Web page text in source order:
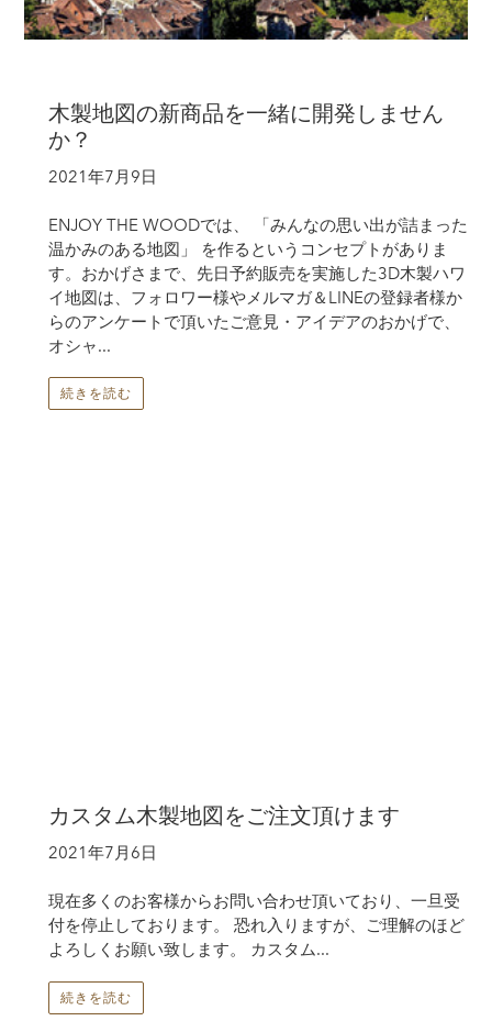
木製地図の新商品を一緒に開発しません
か？
2021年7月9日
ENJOY THE WOODでは、 「みんなの思い出が詰まった
温かみのある地図」 を作るというコンセプトがありま
す。おかげさまで、先日予約販売を実施した3D木製ハワ
イ地図は、フォロワー様やメルマガ＆LINEの登録者様か
らのアンケートで頂いたご意見・アイデアのおかげで、
オシャ...
続きを読む
カスタム木製地図をご注文頂けます
2021年7月6日
現在多くのお客様からお問い合わせ頂いており、一旦受
付を停止しております。 恐れ入りますが、ご理解のほど
よろしくお願い致します。 カスタム...
続きを読む